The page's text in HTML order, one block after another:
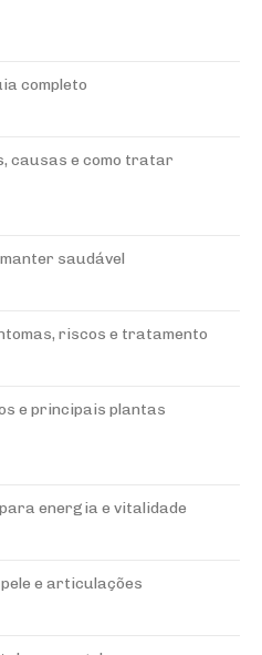
completo
causas e como tratar
saudável
riscos e tratamento
e principais plantas
energia e vitalidade
e articulações